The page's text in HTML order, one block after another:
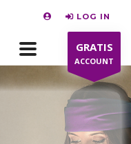
LOG IN
GRATIS
ACCOUNT